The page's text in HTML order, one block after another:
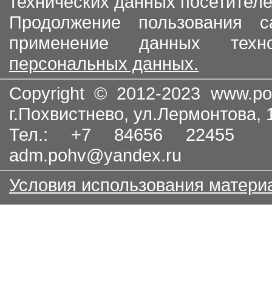
Продолжение пользования
применение данных
персональных данных.
Copyright © 2012-2023
г.Похвистнево, ул.Лермонтова,
Тел.: +7 84656
adm.pohv@yandex.ru
Условия использования